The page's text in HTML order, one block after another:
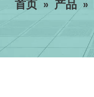
首页 » 产品 »